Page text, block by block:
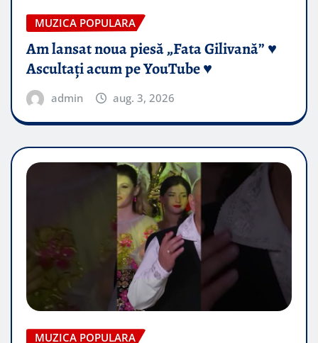
MUZICA POPULARA
Am lansat noua piesă „Fata Gilivană” ♥️
Ascultați acum pe YouTube ♥️
admin aug. 3, 2026
MUZICA POPULARA